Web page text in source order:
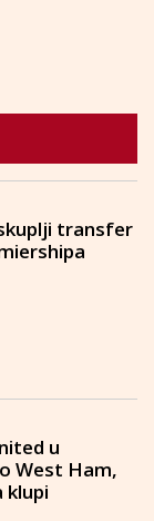
transfer
u
West Ham,
klupi